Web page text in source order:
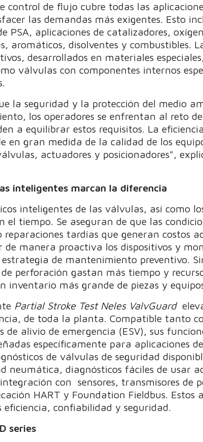
control de flujo cubre todas las
las demandas más exigentes. Esto
PSA, aplicaciones de catalizadores,
aromáticos, disolventes y combustibles.
desarrollados en materiales
válvulas con componentes internos
la seguridad y la protección del medio
los operadores se enfrentan al reto
a equilibrar estos requisitos. La
en gran medida de la calidad de los
actuadores y posicionadores",
inteligentes marcan la diferencia
inteligentes de las válvulas, así como
el tiempo. Se aseguran de que las
reparaciones tardías que generan costos
de manera proactiva los dispositivos y
de mantenimiento preventivo.
perforación gastan más tiempo y
inventario más grande de piezas y
Partial Stroke Test Neles ValvGuard
de toda la planta. Compatible tanto
de alivio de emergencia (ESV), sus
específicamente para aplicaciones
de válvulas de seguridad
neumática, diagnósticos fáciles de usar
con sensores, transmisores de
HART y Foundation Fieldbus.
confiabilidad y seguridad.
series